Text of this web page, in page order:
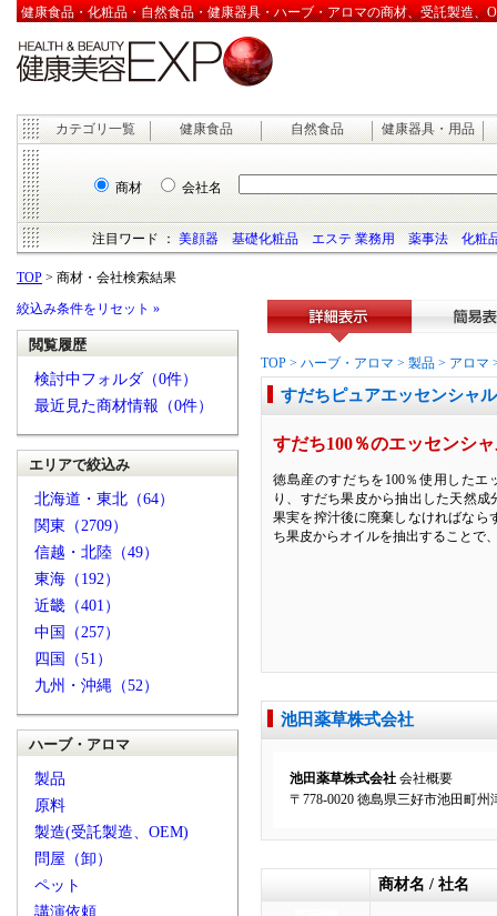
健康食品・化粧品・自然食品・健康器具・ハーブ・アロマの商材、受託製造、
カテゴリ一覧 健康食品 自然食品 健康器具・用品
商材 会社名
注目ワード ：美顔器 基礎化粧品 エステ 業務用 薬事法 化粧
TOP > 商材・会社検索結果
絞込み条件をリセット »
閲覧履歴
検討中フォルダ（0件）
最近見た商材情報（0件）
エリアで絞込み
北海道・東北（64）
関東（2709）
信越・北陸（49）
東海（192）
近畿（401）
中国（257）
四国（51）
九州・沖縄（52）
ハーブ・アロマ
製品
原料
製造(受託製造、OEM)
問屋（卸）
ペット
講演依頼
TOP > ハーブ・アロマ > 製品 > アロマ
すだちピュアエッセンシャ
すだち100％のエッセンシ
徳島産のすだちを100％使用した
り、すだち果皮から抽出した天然
果実を搾汁後に廃棄しなければなら
ち果皮からオイルを抽出することで
池田薬草株式会社
池田薬草株式会社 会社概要
〒778-0020 徳島県三好市池田町州
商材名 / 社名